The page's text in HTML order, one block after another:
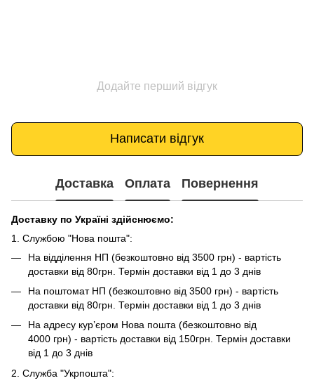
Додайте перший відгук
Написати відгук
Доставка Оплата Повернення
Доставку по Україні здійснюємо:
1. Службою "Нова пошта":
На відділення НП (безкоштовно від 3500 грн) - вартість
доставки від 80грн. Термін доставки від 1 до 3 днів
На поштомат НП (безкоштовно від 3500 грн) - вартість
доставки від 80грн. Термін доставки від 1 до 3 днів
На адресу кур’єром Нова пошта (безкоштовно від
4000 грн) - вартість доставки від 150грн. Термін доставки
від 1 до 3 днів
2. Служба "Укрпошта":